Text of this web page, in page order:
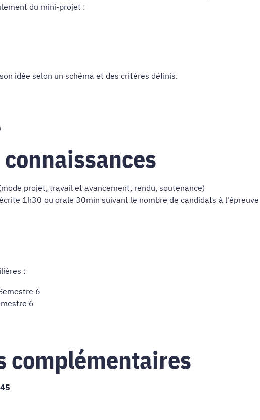
du mini-projet :
idée selon un schéma et des critères définis.
projet, travail et avancement, rendu, soutenance)
1h30 ou orale 30min suivant le nombre de candidats à l'épreuve
:
6
6
complémentaires